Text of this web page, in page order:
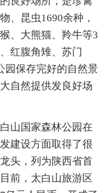
、昆虫1690余种，
、大熊猫、羚牛等3
红腹角雉、苏门
园保存完好的自然景
自然提供发良好场
山国家森林公园在
建设方面取得了很
头，列为陕西省首
前，太白山旅游区